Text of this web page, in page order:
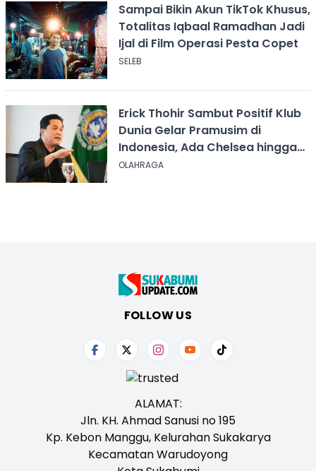
Sampai Bikin Akun TikTok Khusus,
Totalitas Iqbaal Ramadhan Jadi
Ijal di Film Operasi Pesta Copet
SELEB
Erick Thohir Sambut Positif Klub
Dunia Gelar Pramusim di
Indonesia, Ada Chelsea hingga
AC Milan
OLAHRAGA
FOLLOW US
ALAMAT:
Jln. KH. Ahmad Sanusi no 195
Kp. Kebon Manggu, Kelurahan Sukakarya
Kecamatan Warudoyong